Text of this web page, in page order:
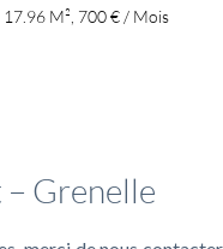
17.96 M², 700 € / Mois
Grenelle